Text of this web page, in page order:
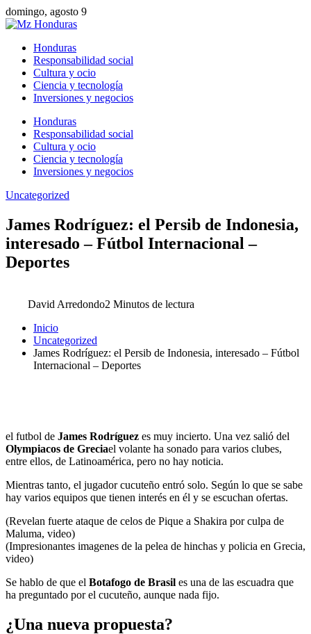
domingo, agosto 9
Honduras
Responsabilidad social
Cultura y ocio
Ciencia y tecnología
Inversiones y negocios
Honduras
Responsabilidad social
Cultura y ocio
Ciencia y tecnología
Inversiones y negocios
Uncategorized
James Rodríguez: el Persib de Indonesia,
interesado – Fútbol Internacional –
Deportes
David Arredondo2 Minutos de lectura
Inicio
Uncategorized
James Rodríguez: el Persib de Indonesia, interesado – Fútbol
Internacional – Deportes
el futbol de James Rodríguez es muy incierto. Una vez salió del
Olympiacos de Greciael volante ha sonado para varios clubes,
entre ellos, de Latinoamérica, pero no hay noticia.
Mientras tanto, el jugador cucuteño entró solo. Según lo que se sabe
hay varios equipos que tienen interés en él y se escuchan ofertas.
(Revelan fuerte ataque de celos de Pique a Shakira por culpa de
Maluma, video)
(Impresionantes imagenes de la pelea de hinchas y policia en Grecia,
video)
Se hablo de que el Botafogo de Brasil es una de las escuadra que
ha preguntado por el cucuteño, aunque nada fijo.
¿Una nueva propuesta?